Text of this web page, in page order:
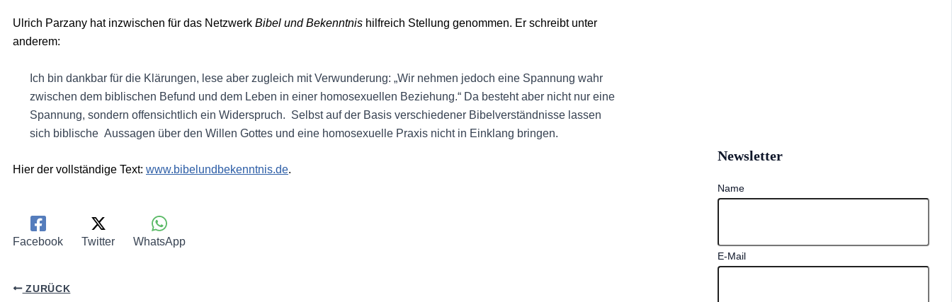
Ulrich Parzany hat inzwischen für das Netzwerk Bibel und Bekenntnis hilfreich Stellung genommen. Er schreibt unter
anderem:
Ich bin dankbar für die Klärungen, lese aber zugleich mit Verwunderung: „Wir nehmen jedoch eine Spannung wahr
zwischen dem biblischen Befund und dem Leben in einer homosexuellen Beziehung.“ Da besteht aber nicht nur eine
Spannung, sondern offensichtlich ein Widerspruch. Selbst auf der Basis verschiedener Bibelverständnisse lassen
sich biblische Aussagen über den Willen Gottes und eine homosexuelle Praxis nicht in Einklang bringen.
Hier der vollständige Text: www.bibelundbekenntnis.de.
Facebook Twitter WhatsApp
ZURÜCK
Newsletter
Name
E-Mail